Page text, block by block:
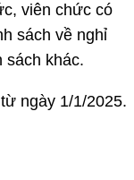
viên chức có
sách về nghỉ
sách khác.
ngày 1/1/2025.